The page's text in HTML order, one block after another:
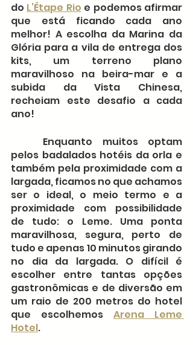
do L’Étape Rio e podemos afirmar
que está ficando cada ano
melhor! A escolha da Marina da
Glória para a vila de entrega dos
kits, um terreno plano
maravilhoso na beira-mar e a
subida da Vista Chinesa,
recheiam este desafio a cada
ano!
pelos badalados hotéis da orla e
também pela proximidade com a
largada, ficamos no que achamos
ser o ideal, o meio termo e a
proximidade com possibilidade
de tudo: o Leme. Uma ponta
maravilhosa, segura, perto de
tudo e apenas 10 minutos girando
no dia da largada. O difícil é
escolher entre tantas opções
gastronômicas e de diversão em
um raio de 200 metros do hotel
que escolhemos Arena Leme
Hotel.